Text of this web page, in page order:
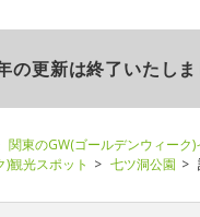
の更新は終了いたし
関東のGW(ゴールデンウィーク
観光スポット
七ツ洞公園